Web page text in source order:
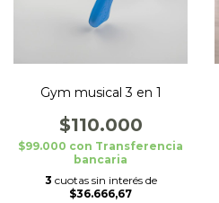
Gym musical 3 en 1
$110.000
$99.000 con Transferencia
bancaria
3 cuotas sin interés de
$36.666,67